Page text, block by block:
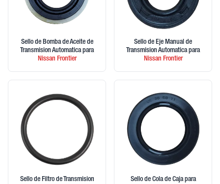
Sello de Bomba de Aceite de
Transmision Automatica para
Nissan Frontier
Sello de Eje Manual de
Transmision Automatica para
Nissan Frontier
Sello de Filtro de Transmision
Sello de Cola de Caja para